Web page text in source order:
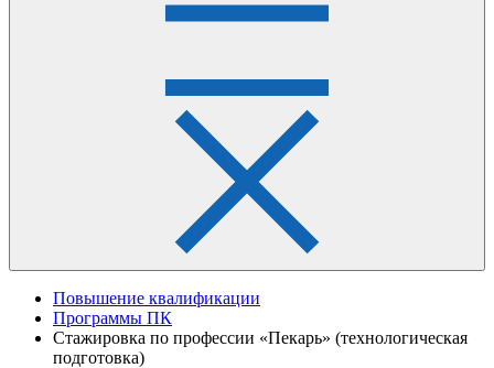
Повышение квалификации
Программы ПК
Стажировка по профессии «Пекарь» (технологическая
подготовка)